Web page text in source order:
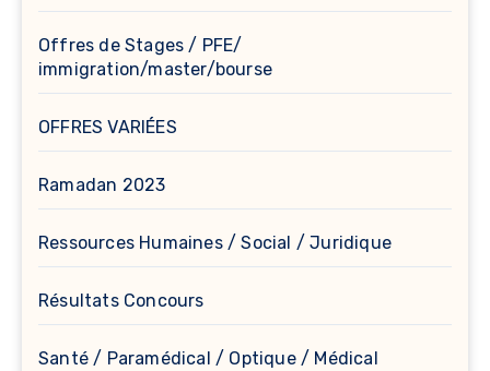
Offres de Stages / PFE/
immigration/master/bourse
OFFRES VARIÉES
Ramadan 2023
Ressources Humaines / Social / Juridique
Résultats Concours
Santé / Paramédical / Optique / Médical